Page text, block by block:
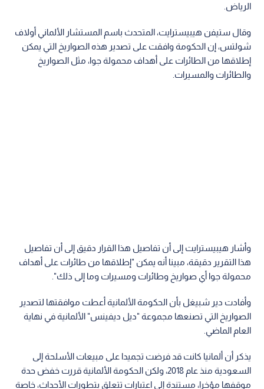
الرياض.
وقال ستيفن هيبيسترايت، المتحدث باسم المستشار الألماني أولاف
شولتس، إن الحكومة وافقت على تصدير هذه الصواريخ التي يمكن
إطلاقها من الطائرات على أهداف محمولة جوا، مثل الصواريخ
والطائرات والمسيرات.
وأشار هيبيسترايت إلى أن تفاصيل هذا القرار دقيق إلى أن تفاصيل
هذا التقرير دقيقة، مبينا أنه يمكن "إطلاقها من طائرات على أهداف
محمولة جوا أي صواريخ وطائرات ومسيرات وما إلى ذلك".
وأفادت دير شبيغل بأن الحكومة الألمانية أعطت موافقتها لتصدير
الصواريخ التي تصنعها مجموعة "ديل ديفينس" الألمانية في نهاية
العام الماضي.
يذكر أن ألمانيا كانت قد فرضت تجميدا على مبيعات الأسلحة إلى
السعودية منذ عام 2018، ولكن الحكومة الألمانية قررت خفض حدة
موقفها مؤخرا، مستندة إلى اعتبارات تتعلق بتطورات الأحداث، خاصة